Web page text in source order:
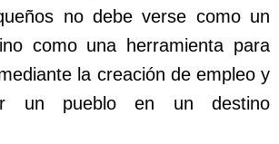
no debe verse como un
como una herramienta para
la creación de empleo y
un pueblo en un destino